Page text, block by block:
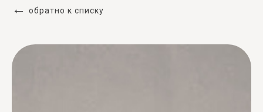
← обратно к списку